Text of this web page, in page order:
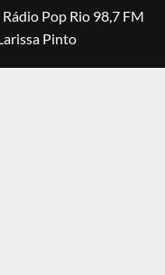
Rádio Pop Rio 98,7 FM
Pinto